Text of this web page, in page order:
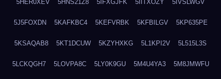
5HER0XEV 5HNS21Z8 5IFXGJFK 5IITXOZY 5IVSLWGV
5J5FOXDN 5KAFKBC4 5KEFVRBK 5KFBILGV 5KP635PE
5KSAQAB8 5KT1DCUW 5KZYHXKG 5L1KPI2V 5L515L3S
5LCKQGH7 5LOVPA8C 5LY0K9GU 5M4U4YA3 5M8JMWFU